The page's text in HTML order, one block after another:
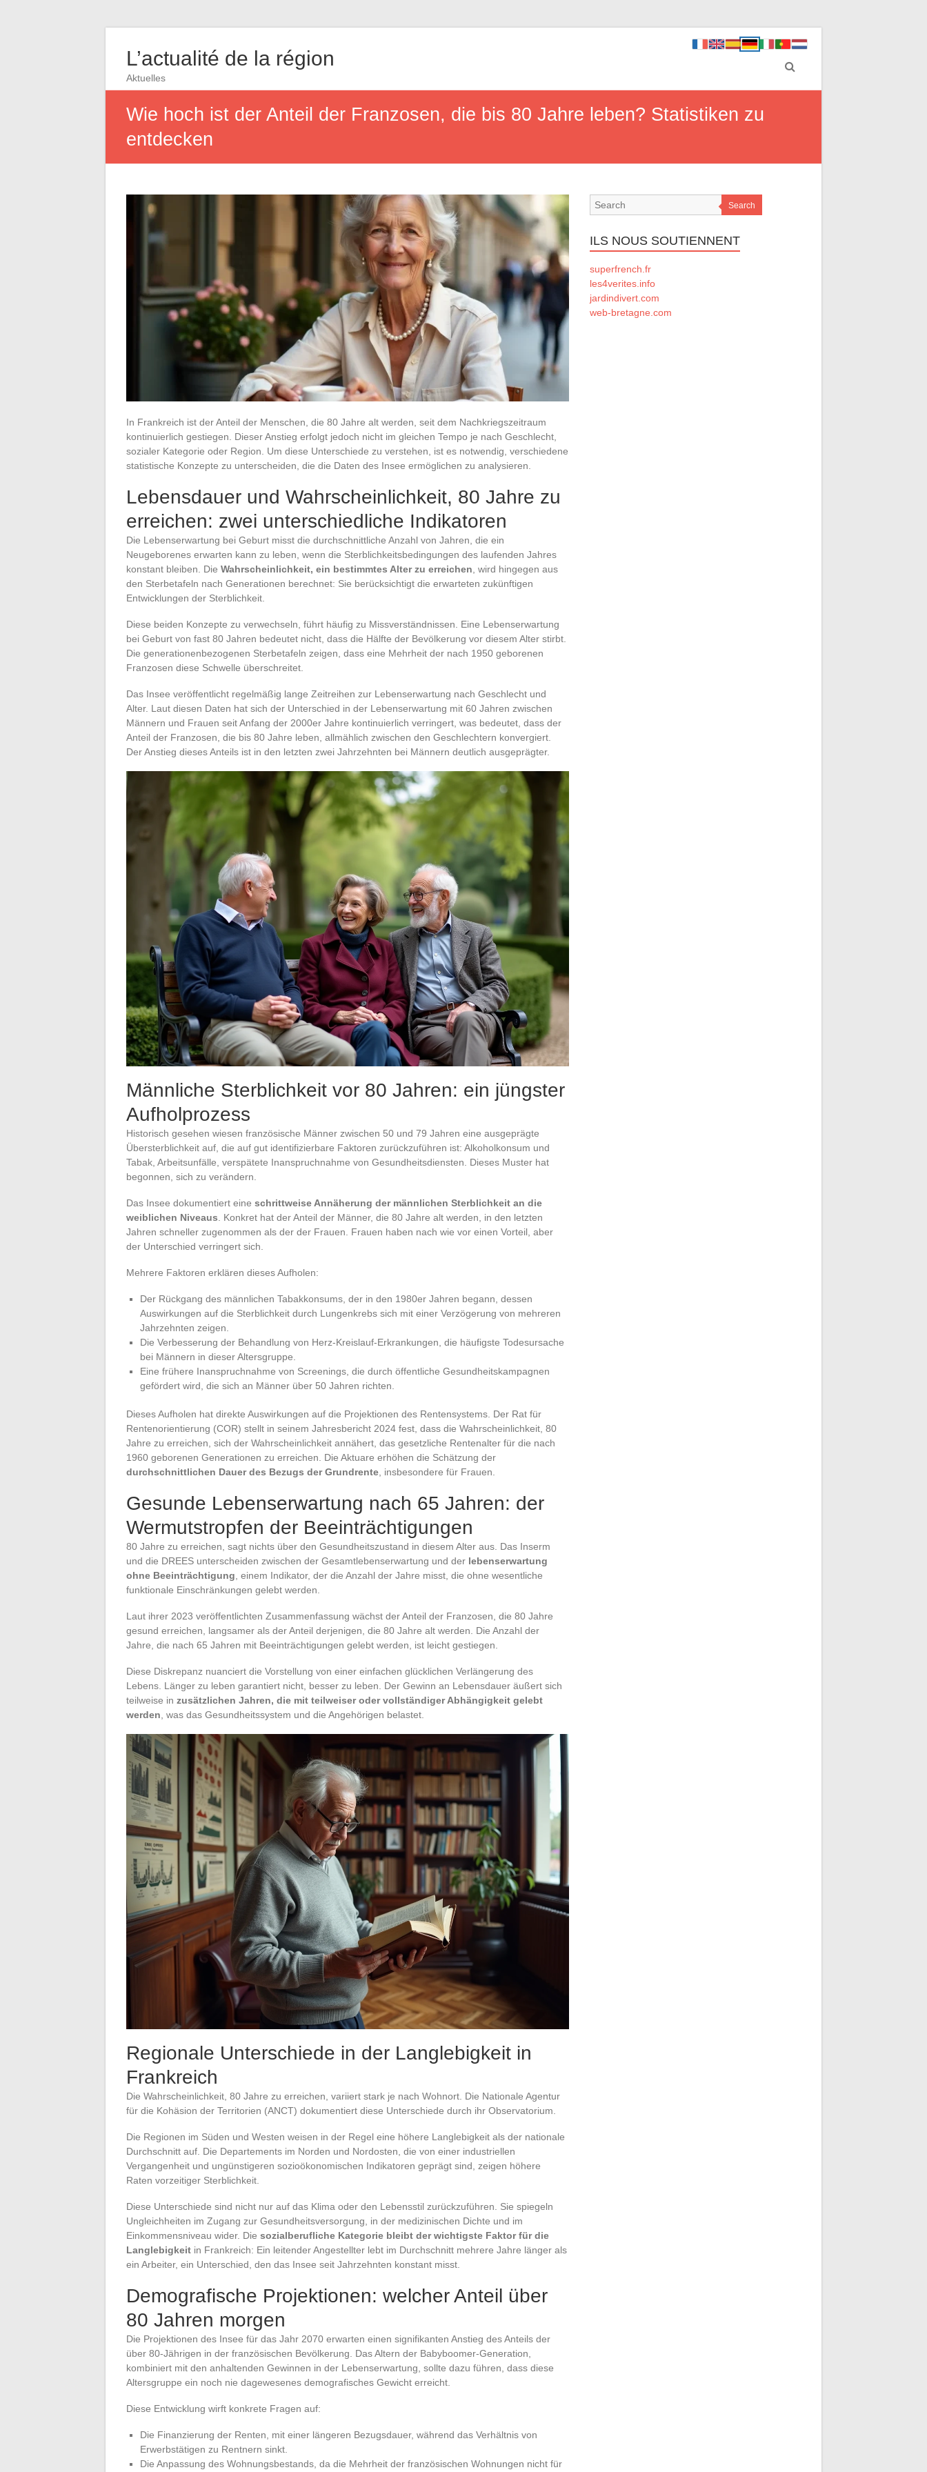
L’actualité de la région
Aktuelles
Wie hoch ist der Anteil der Franzosen, die bis 80 Jahre leben? Statistiken zu
entdecken
In Frankreich ist der Anteil der Menschen, die 80 Jahre alt werden, seit dem Nachkriegszeitraum
kontinuierlich gestiegen. Dieser Anstieg erfolgt jedoch nicht im gleichen Tempo je nach Geschlecht,
sozialer Kategorie oder Region. Um diese Unterschiede zu verstehen, ist es notwendig, verschiedene
statistische Konzepte zu unterscheiden, die die Daten des Insee ermöglichen zu analysieren.
Lebensdauer und Wahrscheinlichkeit, 80 Jahre zu
erreichen: zwei unterschiedliche Indikatoren
Die Lebenserwartung bei Geburt misst die durchschnittliche Anzahl von Jahren, die ein
Neugeborenes erwarten kann zu leben, wenn die Sterblichkeitsbedingungen des laufenden Jahres
konstant bleiben. Die Wahrscheinlichkeit, ein bestimmtes Alter zu erreichen , wird hingegen aus
den Sterbetafeln nach Generationen berechnet: Sie berücksichtigt die erwarteten zukünftigen
Entwicklungen der Sterblichkeit.
Diese beiden Konzepte zu verwechseln, führt häufig zu Missverständnissen. Eine Lebenserwartung
bei Geburt von fast 80 Jahren bedeutet nicht, dass die Hälfte der Bevölkerung vor diesem Alter stirbt.
Die generationenbezogenen Sterbetafeln zeigen, dass eine Mehrheit der nach 1950 geborenen
Franzosen diese Schwelle überschreitet.
Das Insee veröffentlicht regelmäßig lange Zeitreihen zur Lebenserwartung nach Geschlecht und
Alter. Laut diesen Daten hat sich der Unterschied in der Lebenserwartung mit 60 Jahren zwischen
Männern und Frauen seit Anfang der 2000er Jahre kontinuierlich verringert, was bedeutet, dass der
Anteil der Franzosen, die bis 80 Jahre leben, allmählich zwischen den Geschlechtern konvergiert.
Der Anstieg dieses Anteils ist in den letzten zwei Jahrzehnten bei Männern deutlich ausgeprägter.
Männliche Sterblichkeit vor 80 Jahren: ein jüngster
Aufholprozess
Historisch gesehen wiesen französische Männer zwischen 50 und 79 Jahren eine ausgeprägte
Übersterblichkeit auf, die auf gut identifizierbare Faktoren zurückzuführen ist: Alkoholkonsum und
Tabak, Arbeitsunfälle, verspätete Inanspruchnahme von Gesundheitsdiensten. Dieses Muster hat
begonnen, sich zu verändern.
Das Insee dokumentiert eine schrittweise Annäherung der männlichen Sterblichkeit an die
weiblichen Niveaus . Konkret hat der Anteil der Männer, die 80 Jahre alt werden, in den letzten
Jahren schneller zugenommen als der der Frauen. Frauen haben nach wie vor einen Vorteil, aber
der Unterschied verringert sich.
Mehrere Faktoren erklären dieses Aufholen:
Der Rückgang des männlichen Tabakkonsums, der in den 1980er Jahren begann, dessen
Auswirkungen auf die Sterblichkeit durch Lungenkrebs sich mit einer Verzögerung von mehreren
Jahrzehnten zeigen.
Die Verbesserung der Behandlung von Herz-Kreislauf-Erkrankungen, die häufigste Todesursache
bei Männern in dieser Altersgruppe.
Eine frühere Inanspruchnahme von Screenings, die durch öffentliche Gesundheitskampagnen
gefördert wird, die sich an Männer über 50 Jahren richten.
Dieses Aufholen hat direkte Auswirkungen auf die Projektionen des Rentensystems. Der Rat für
Rentenorientierung (COR) stellt in seinem Jahresbericht 2024 fest, dass die Wahrscheinlichkeit, 80
Jahre zu erreichen, sich der Wahrscheinlichkeit annähert, das gesetzliche Rentenalter für die nach
1960 geborenen Generationen zu erreichen. Die Aktuare erhöhen die Schätzung der
durchschnittlichen Dauer des Bezugs der Grundrente , insbesondere für Frauen.
Gesunde Lebenserwartung nach 65 Jahren: der
Wermutstropfen der Beeinträchtigungen
80 Jahre zu erreichen, sagt nichts über den Gesundheitszustand in diesem Alter aus. Das Inserm
und die DREES unterscheiden zwischen der Gesamtlebenserwartung und der lebenserwartung
ohne Beeinträchtigung , einem Indikator, der die Anzahl der Jahre misst, die ohne wesentliche
funktionale Einschränkungen gelebt werden.
Laut ihrer 2023 veröffentlichten Zusammenfassung wächst der Anteil der Franzosen, die 80 Jahre
gesund erreichen, langsamer als der Anteil derjenigen, die 80 Jahre alt werden. Die Anzahl der
Jahre, die nach 65 Jahren mit Beeinträchtigungen gelebt werden, ist leicht gestiegen.
Diese Diskrepanz nuanciert die Vorstellung von einer einfachen glücklichen Verlängerung des
Lebens. Länger zu leben garantiert nicht, besser zu leben. Der Gewinn an Lebensdauer äußert sich
teilweise in zusätzlichen Jahren, die mit teilweiser oder vollständiger Abhängigkeit gelebt
werden , was das Gesundheitssystem und die Angehörigen belastet.
Regionale Unterschiede in der Langlebigkeit in
Frankreich
Die Wahrscheinlichkeit, 80 Jahre zu erreichen, variiert stark je nach Wohnort. Die Nationale Agentur
für die Kohäsion der Territorien (ANCT) dokumentiert diese Unterschiede durch ihr Observatorium.
Die Regionen im Süden und Westen weisen in der Regel eine höhere Langlebigkeit als der nationale
Durchschnitt auf. Die Departements im Norden und Nordosten, die von einer industriellen
Vergangenheit und ungünstigeren sozioökonomischen Indikatoren geprägt sind, zeigen höhere
Raten vorzeitiger Sterblichkeit.
Diese Unterschiede sind nicht nur auf das Klima oder den Lebensstil zurückzuführen. Sie spiegeln
Ungleichheiten im Zugang zur Gesundheitsversorgung, in der medizinischen Dichte und im
Einkommensniveau wider. Die sozialberufliche Kategorie bleibt der wichtigste Faktor für die
Langlebigkeit in Frankreich: Ein leitender Angestellter lebt im Durchschnitt mehrere Jahre länger als
ein Arbeiter, ein Unterschied, den das Insee seit Jahrzehnten konstant misst.
Demografische Projektionen: welcher Anteil über
80 Jahren morgen
Die Projektionen des Insee für das Jahr 2070 erwarten einen signifikanten Anstieg des Anteils der
über 80-Jährigen in der französischen Bevölkerung. Das Altern der Babyboomer-Generation,
kombiniert mit den anhaltenden Gewinnen in der Lebenserwartung, sollte dazu führen, dass diese
Altersgruppe ein noch nie dagewesenes demografisches Gewicht erreicht.
Diese Entwicklung wirft konkrete Fragen auf:
Die Finanzierung der Renten, mit einer längeren Bezugsdauer, während das Verhältnis von
Erwerbstätigen zu Rentnern sinkt.
Die Anpassung des Wohnungsbestands, da die Mehrheit der französischen Wohnungen nicht für
Search
ILS NOUS SOUTIENNENT
superfrench.fr
les4verites.info
jardindivert.com
web-bretagne.com